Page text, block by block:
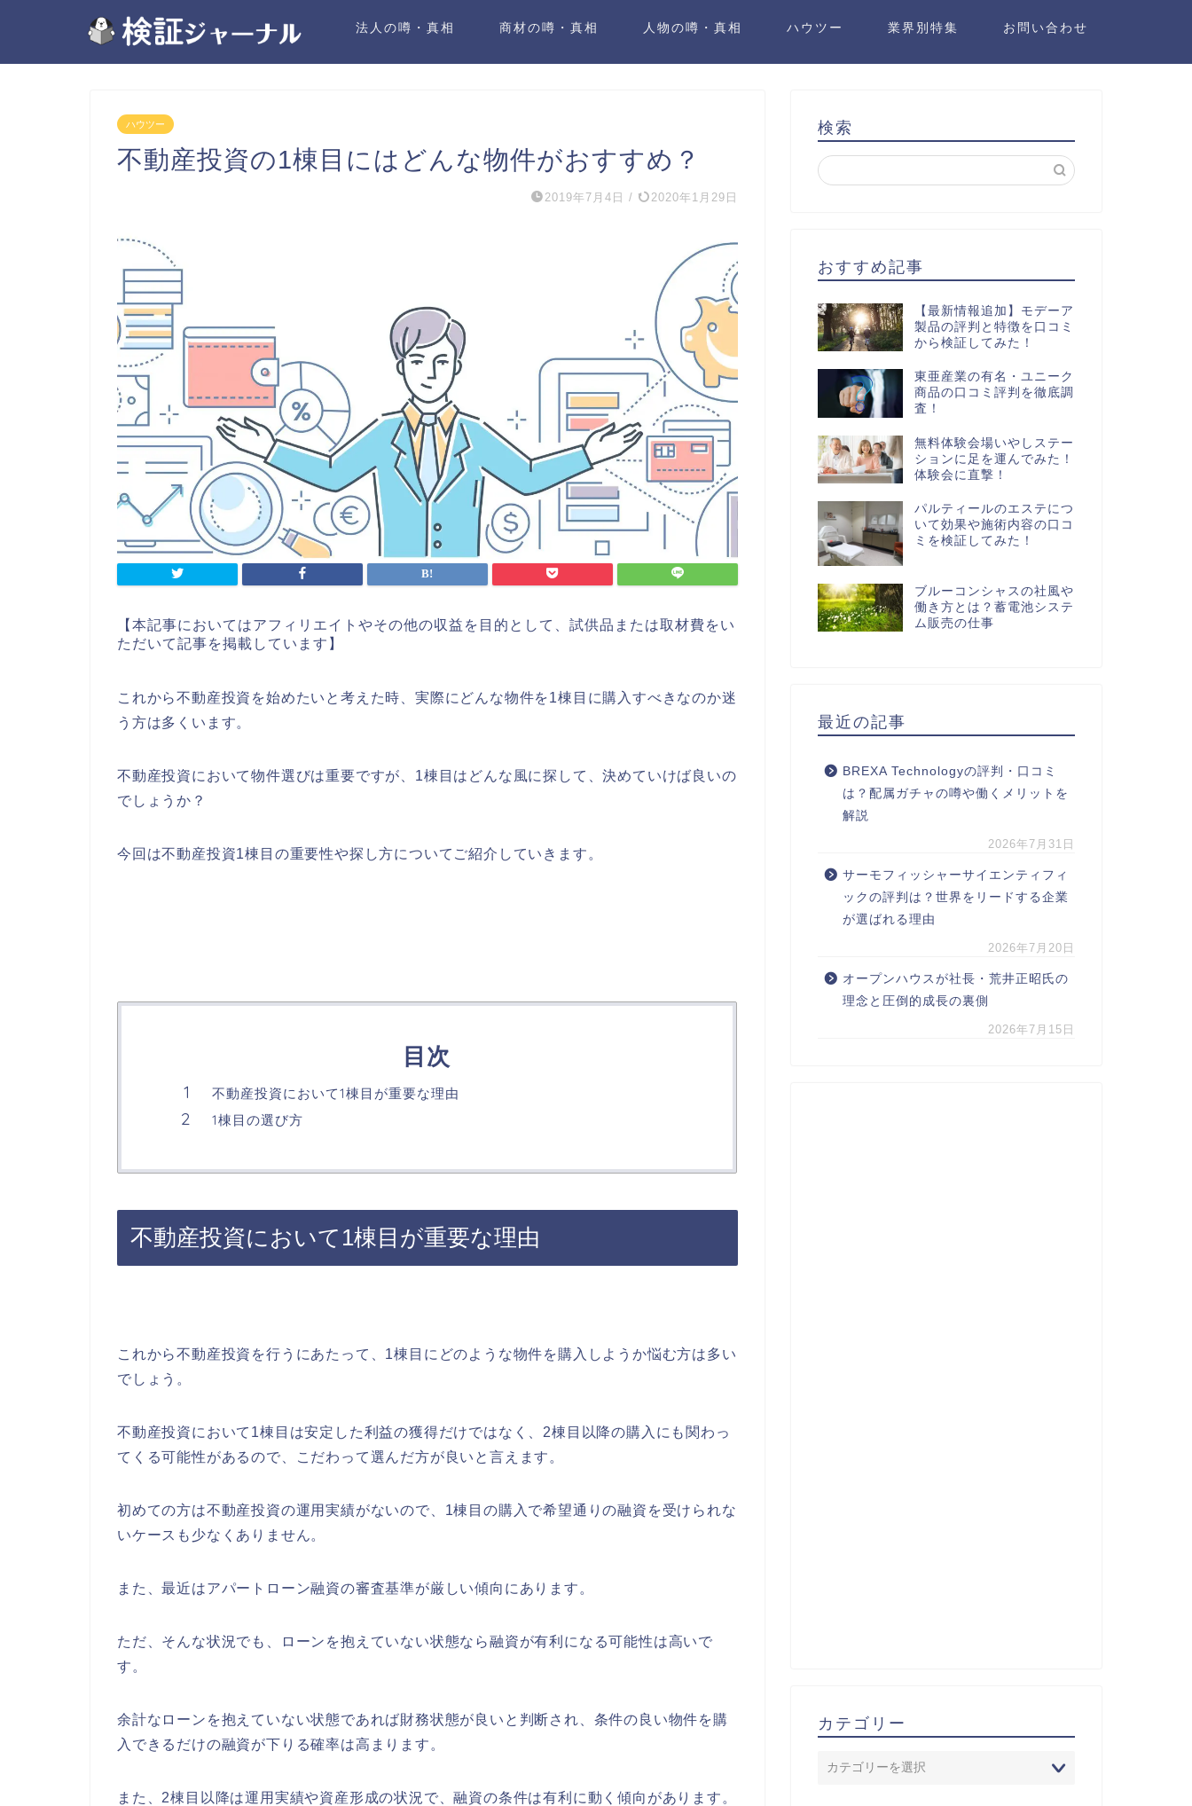
法人の噂・真相 商材の噂・真相 人物の噂・真相 ハウツー 業界別特集 お問い合わせ
ハウツー
不動産投資の1棟目にはどんな物件がおすすめ？
2019年7月4日 / 2020年1月29日
【本記事においてはアフィリエイトやその他の収益を目的として、試供品または取材費をい
ただいて記事を掲載しています】
これから不動産投資を始めたいと考えた時、実際にどんな物件を1棟目に購入すべきなのか迷
う方は多くいます。
不動産投資において物件選びは重要ですが、1棟目はどんな風に探して、決めていけば良いの
でしょうか？
今回は不動産投資1棟目の重要性や探し方についてご紹介していきます。
目次
不動産投資において1棟目が重要な理由
1棟目の選び方
不動産投資において1棟目が重要な理由
これから不動産投資を行うにあたって、1棟目にどのような物件を購入しようか悩む方は多い
でしょう。
不動産投資において1棟目は安定した利益の獲得だけではなく、2棟目以降の購入にも関わっ
てくる可能性があるので、こだわって選んだ方が良いと言えます。
初めての方は不動産投資の運用実績がないので、1棟目の購入で希望通りの融資を受けられな
いケースも少なくありません。
また、最近はアパートローン融資の審査基準が厳しい傾向にあります。
ただ、そんな状況でも、ローンを抱えていない状態なら融資が有利になる可能性は高いで
す。
余計なローンを抱えていない状態であれば財務状態が良いと判断され、条件の良い物件を購
入できるだけの融資が下りる確率は高まります。
また、2棟目以降は運用実績や資産形成の状況で、融資の条件は有利に動く傾向があります。
検索
おすすめ記事
【最新情報追加】モデーア
製品の評判と特徴を口コミ
から検証してみた！
東亜産業の有名・ユニーク
商品の口コミ評判を徹底調
査！
無料体験会場いやしステー
ションに足を運んでみた！
体験会に直撃！
パルティールのエステにつ
いて効果や施術内容の口コ
ミを検証してみた！
ブルーコンシャスの社風や
働き方とは？蓄電池システ
ム販売の仕事
最近の記事
BREXA Technologyの評判・口コミ
は？配属ガチャの噂や働くメリットを
解説
2026年7月31日
サーモフィッシャーサイエンティフィ
ックの評判は？世界をリードする企業
が選ばれる理由
2026年7月20日
オープンハウスが社長・荒井正昭氏の
理念と圧倒的成長の裏側
2026年7月15日
カテゴリー